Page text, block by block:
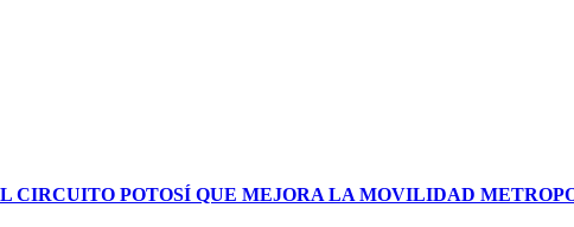
CIRCUITO POTOSÍ QUE MEJORA LA MOVILIDAD